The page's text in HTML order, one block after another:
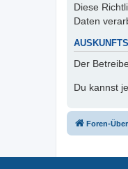
Diese
Daten
Der
Du kannst
Foren-